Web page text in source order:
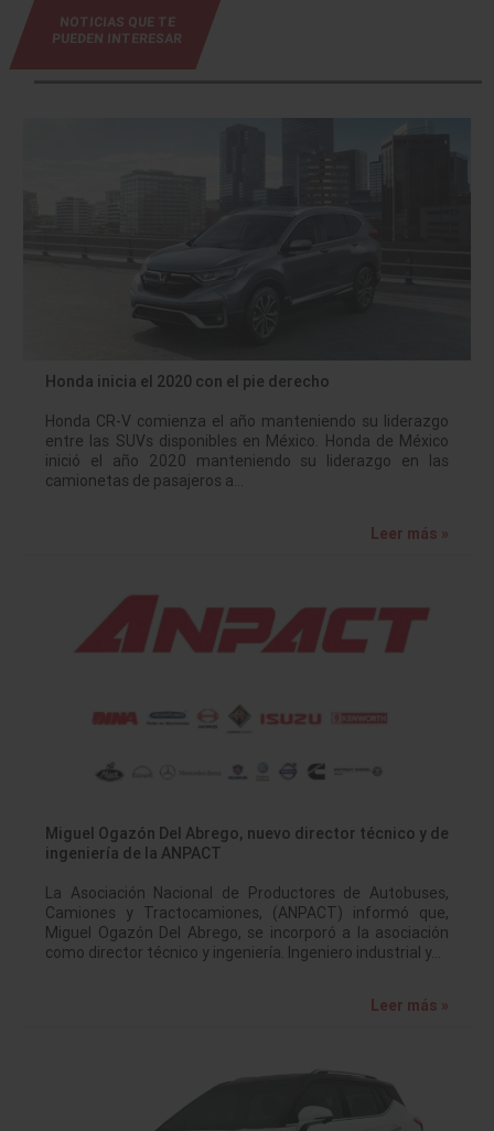
NOTICIAS QUE TE
PUEDEN INTERESAR
Honda inicia el 2020 con el pie derecho
Honda CR-V comienza el año manteniendo su liderazgo
entre las SUVs disponibles en México. Honda de México
inició el año 2020 manteniendo su liderazgo en las
camionetas de pasajeros a…
Leer más »
Miguel Ogazón Del Abrego, nuevo director técnico y de
ingeniería de la ANPACT
La Asociación Nacional de Productores de Autobuses,
Camiones y Tractocamiones, (ANPACT) informó que,
Miguel Ogazón Del Abrego, se incorporó a la asociación
como director técnico y ingeniería. Ingeniero industrial y…
Leer más »